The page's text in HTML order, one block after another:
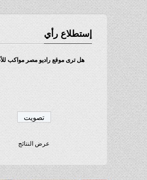
إستطلاع رأي
هل ترى موقع راديو مصر مواكب للأحداث؟
نعم
لا
عرض النتائج